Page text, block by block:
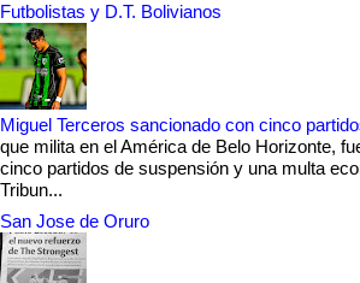
Futbolistas y D.T. Bolivianos
Miguel Terceros sancionado con cinco
que milita en el América de Belo Horizonte,
cinco partidos de suspensión y una multa
Tribun...
San Jose de Oruro